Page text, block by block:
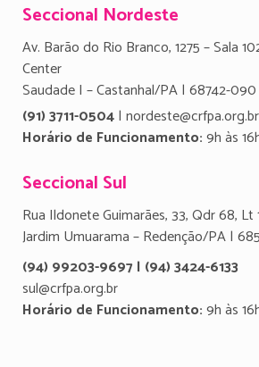
Seccional Nordeste
Av. Barão do Rio Branco, 1275 – Sala
Center
Saudade I – Castanhal/PA | 68742-090
(91) 3711-0504| nordeste@crfpa.org.br
Horário de Funcionamento:9h às
Seccional Sul
Rua Ildonete Guimarães, 33, Qdr 68, Lt
Jardim Umuarama – Redenção/PA |
(94) 99203-9697 | (94) 3424-6133
sul@crfpa.org.br
Horário de Funcionamento:9h às